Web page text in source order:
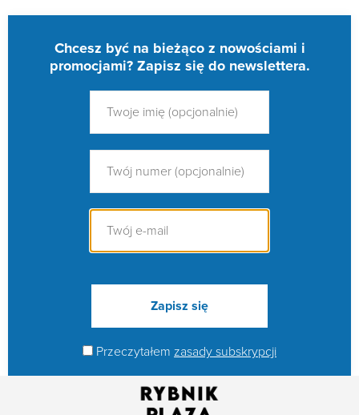
Chcesz być na bieżąco z nowościami i
promocjami? Zapisz się do newslettera.
Przeczytałem zasady subskrypcji